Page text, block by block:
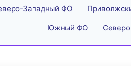
Западный ФО
Южный ФО